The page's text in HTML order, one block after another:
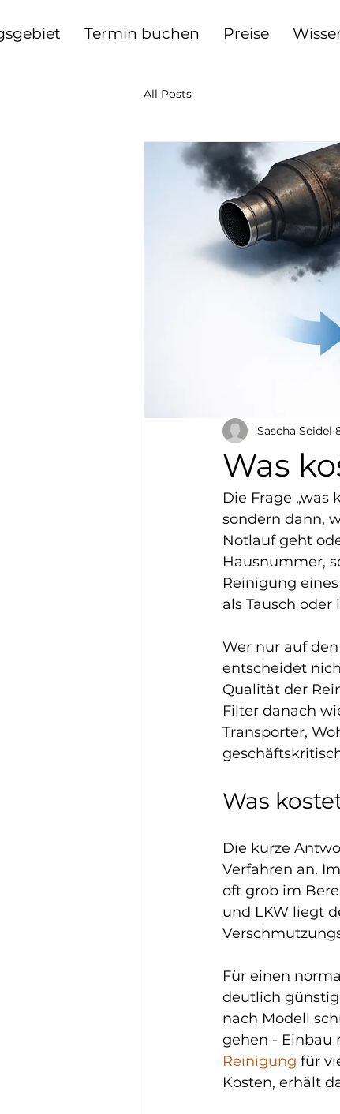
Termin buchen Preise
All Posts
Was
Sascha Seidel
Die Frage
sondern dann,
Notlauf geht
Hausnummer,
Reinigung
als Tausch
Wer nur auf
entscheidet
Qualität der
Filter danach
Transporter,
Was
Die kurze
Verfahren an.
oft grob im
und LKW liegt
Für einen
deutlich
nach Modell
gehen - Einbau
Reinigung für
Kosten, erhält